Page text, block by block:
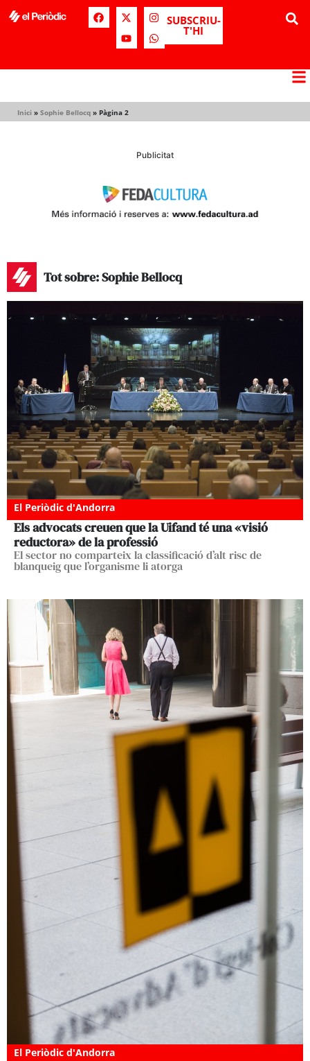
SUBSCRIU-
T'HI
Inici » Sophie Bellocq » Pàgina 2
Publicitat
Tot sobre: Sophie Bellocq
El Periòdic d'Andorra
Els advocats creuen que la Uifand té una «visió
reductora» de la professió
El sector no comparteix la classificació d’alt risc de
blanqueig que l’organisme li atorga
El Periòdic d'Andorra